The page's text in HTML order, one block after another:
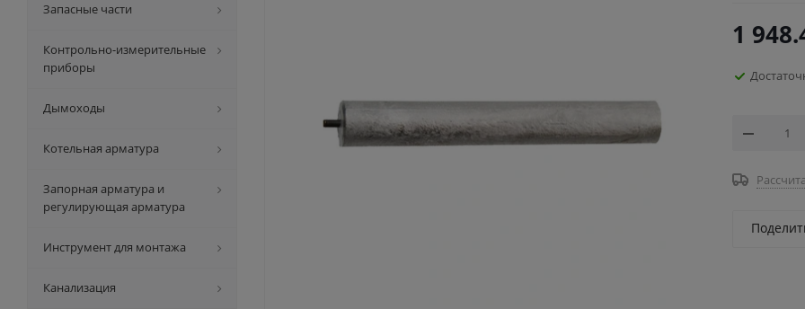
1
Запасные части
Контрольно-измерительные
приборы
Дымоходы
Котельная арматура
Запорная арматура и
регулирующая арматура
Инструмент для монтажа
Канализация